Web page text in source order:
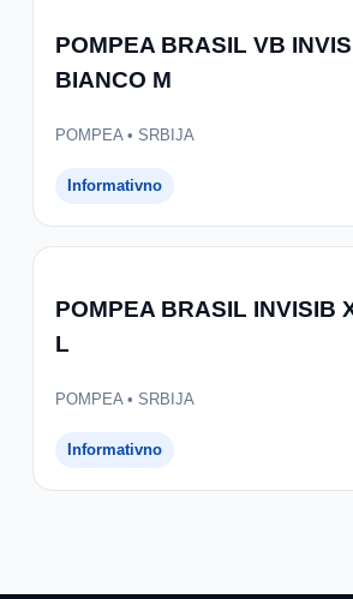
POMPEA BRASIL VB
BIANCO M
POMPEA • SRBIJA
Informativno
POMPEA BRASIL INVISIB
L
POMPEA • SRBIJA
Informativno